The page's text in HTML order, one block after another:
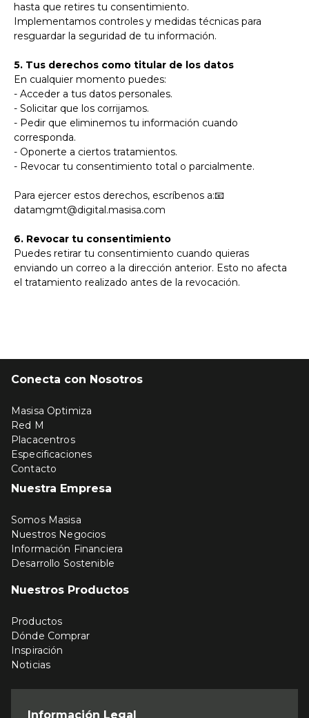
hasta que retires tu consentimiento.
Implementamos controles y medidas técnicas para
resguardar la seguridad de tu información.
5. Tus derechos como titular de los datos
En cualquier momento puedes:
- Acceder a tus datos personales.
- Solicitar que los corrijamos.
- Pedir que eliminemos tu información cuando
corresponda.
- Oponerte a ciertos tratamientos.
- Revocar tu consentimiento total o parcialmente.
Para ejercer estos derechos, escríbenos a:📧
datamgmt@digital.masisa.com
6. Revocar tu consentimiento
Puedes retirar tu consentimiento cuando quieras
enviando un correo a la dirección anterior. Esto no afecta
el tratamiento realizado antes de la revocación.
Conecta con Nosotros
Masisa Optimiza
Red M
Placacentros
Especificaciones
Contacto
Nuestra Empresa
Somos Masisa
Nuestros Negocios
Información Financiera
Desarrollo Sostenible
Nuestros Productos
Productos
Dónde Comprar
Inspiración
Noticias
Información Legal